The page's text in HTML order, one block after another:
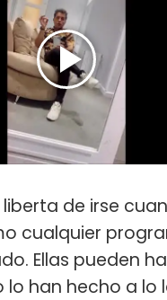
de irse
cualquier
Ellas pueden
lo han hecho a lo